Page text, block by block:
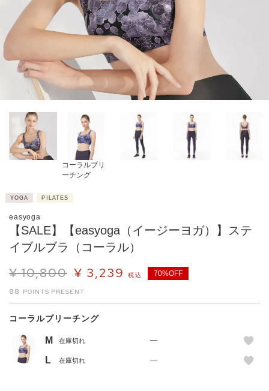
コーラルブリ
ーチング
YOGA PILATES
easyoga
【SALE】【easyoga（イージーヨガ）】ステ
イブルブラ（コーラル）
¥ 10,800 ¥ 3,239 税込 70%OFF
88
コーラルブリーチング
M 在庫切れ —
L 在庫切れ —